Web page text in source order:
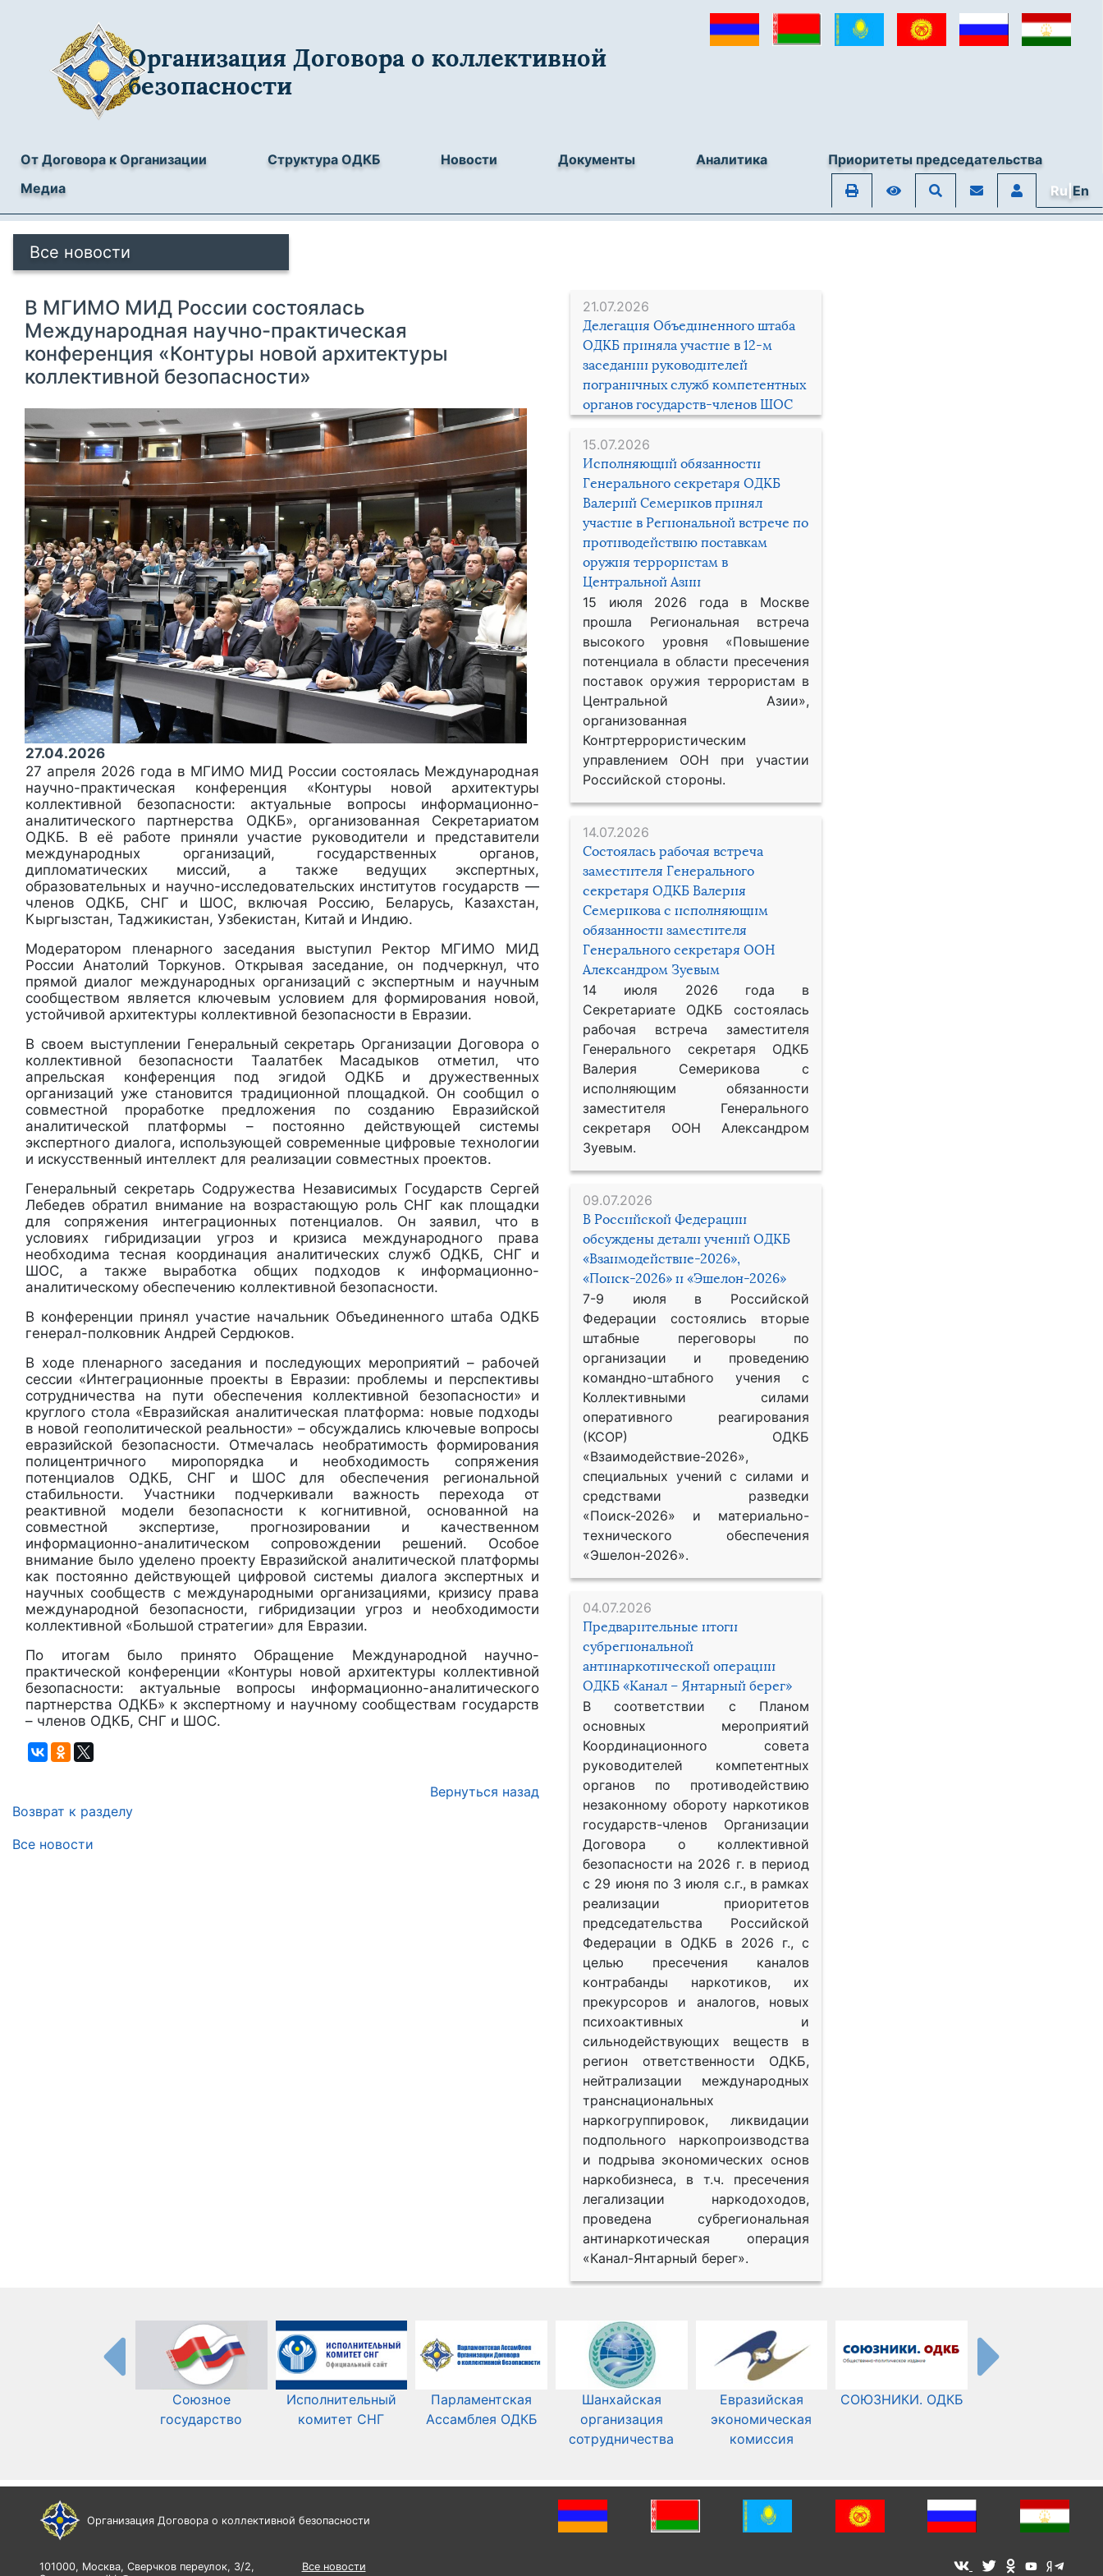
Организация Договора о коллективной
безопасности
От Договора к Организации Структура ОДКБ Новости Документы Аналитика
Приоритеты председательства
Медиа
Ru|En
Все новости
21.07.2026
Делегация Объединенного штаба
ОДКБ приняла участие в 12-м
заседании руководителей
пограничных служб компетентных
органов государств-членов ШОС
15.07.2026
Исполняющий обязанности
Генерального секретаря ОДКБ
Валерий Семериков принял
участие в Региональной встрече по
противодействию поставкам
оружия террористам в
Центральной Азии
15 июля 2026 года в Москве
прошла Региональная встреча
высокого уровня «Повышение
потенциала в области пресечения
поставок оружия террористам в
Центральной Азии»,
организованная
Контртеррористическим
управлением ООН при участии
Российской стороны.
14.07.2026
Состоялась рабочая встреча
заместителя Генерального
секретаря ОДКБ Валерия
Семерикова с исполняющим
обязанности заместителя
Генерального секретаря ООН
Александром Зуевым
14 июля 2026 года в
Секретариате ОДКБ состоялась
рабочая встреча заместителя
Генерального секретаря ОДКБ
Валерия Семерикова с
исполняющим обязанности
заместителя Генерального
секретаря ООН Александром
Зуевым.
09.07.2026
В Российской Федерации
обсуждены детали учений ОДКБ
«Взаимодействие-2026»,
«Поиск-2026» и «Эшелон-2026»
7-9 июля в Российской
Федерации состоялись вторые
штабные переговоры по
организации и проведению
командно-штабного учения с
Коллективными силами
оперативного реагирования
(КСОР) ОДКБ
«Взаимодействие-2026»,
специальных учений с силами и
средствами разведки
«Поиск-2026» и материально-
технического обеспечения
«Эшелон-2026».
04.07.2026
Предварительные итоги
субрегиональной
антинаркотической операции
ОДКБ «Канал – Янтарный берег»
В соответствии с Планом
основных мероприятий
Координационного совета
руководителей компетентных
органов по противодействию
незаконному обороту наркотиков
государств-членов Организации
Договора о коллективной
безопасности на 2026 г. в период
с 29 июня по 3 июля с.г., в рамках
реализации приоритетов
председательства Российской
Федерации в ОДКБ в 2026 г., с
целью пресечения каналов
контрабанды наркотиков, их
прекурсоров и аналогов, новых
психоактивных и
сильнодействующих веществ в
регион ответственности ОДКБ,
нейтрализации международных
транснациональных
наркогруппировок, ликвидации
подпольного наркопроизводства
и подрыва экономических основ
наркобизнеса, в т.ч. пресечения
легализации наркодоходов,
проведена субрегиональная
антинаркотическая операция
«Канал-Янтарный берег».
В МГИМО МИД России состоялась
Международная научно-практическая
конференция «Контуры новой архитектуры
коллективной безопасности»
27.04.2026
27 апреля 2026 года в МГИМО МИД России состоялась Международная
научно-практическая конференция «Контуры новой архитектуры
коллективной безопасности: актуальные вопросы информационно-
аналитического партнерства ОДКБ», организованная Секретариатом
ОДКБ. В её работе приняли участие руководители и представители
международных организаций, государственных органов,
дипломатических миссий, а также ведущих экспертных,
образовательных и научно-исследовательских институтов государств —
членов ОДКБ, СНГ и ШОС, включая Россию, Беларусь, Казахстан,
Кыргызстан, Таджикистан, Узбекистан, Китай и Индию.
Модератором пленарного заседания выступил Ректор МГИМО МИД
России Анатолий Торкунов. Открывая заседание, он подчеркнул, что
прямой диалог международных организаций с экспертным и научным
сообществом является ключевым условием для формирования новой,
устойчивой архитектуры коллективной безопасности в Евразии.
В своем выступлении Генеральный секретарь Организации Договора о
коллективной безопасности Таалатбек Масадыков отметил, что
апрельская конференция под эгидой ОДКБ и дружественных
организаций уже становится традиционной площадкой. Он сообщил о
совместной проработке предложения по созданию Евразийской
аналитической платформы – постоянно действующей системы
экспертного диалога, использующей современные цифровые технологии
и искусственный интеллект для реализации совместных проектов.
Генеральный секретарь Содружества Независимых Государств Сергей
Лебедев обратил внимание на возрастающую роль СНГ как площадки
для сопряжения интеграционных потенциалов. Он заявил, что в
условиях гибридизации угроз и кризиса международного права
необходима тесная координация аналитических служб ОДКБ, СНГ и
ШОС, а также выработка общих подходов к информационно-
аналитическому обеспечению коллективной безопасности.
В конференции принял участие начальник Объединенного штаба ОДКБ
генерал-полковник Андрей Сердюков.
В ходе пленарного заседания и последующих мероприятий – рабочей
сессии «Интеграционные проекты в Евразии: проблемы и перспективы
сотрудничества на пути обеспечения коллективной безопасности» и
круглого стола «Евразийская аналитическая платформа: новые подходы
в новой геополитической реальности» – обсуждались ключевые вопросы
евразийской безопасности. Отмечалась необратимость формирования
полицентричного миропорядка и необходимость сопряжения
потенциалов ОДКБ, СНГ и ШОС для обеспечения региональной
стабильности. Участники подчеркивали важность перехода от
реактивной модели безопасности к когнитивной, основанной на
совместной экспертизе, прогнозировании и качественном
информационно-аналитическом сопровождении решений. Особое
внимание было уделено проекту Евразийской аналитической платформы
как постоянно действующей цифровой системы диалога экспертных и
научных сообществ с международными организациями, кризису права
международной безопасности, гибридизации угроз и необходимости
коллективной «Большой стратегии» для Евразии.
По итогам было принято Обращение Международной научно-
практической конференции «Контуры новой архитектуры коллективной
безопасности: актуальные вопросы информационно-аналитического
партнерства ОДКБ» к экспертному и научному сообществам государств
– членов ОДКБ, СНГ и ШОС.
Вернуться назад
Возврат к разделу
Все новости
Союзное
государство
Исполнительный
комитет СНГ
Парламентская
Ассамблея ОДКБ
Шанхайская
организация
сотрудничества
Евразийская
экономическая
комиссия
СОЮЗНИКИ. ОДКБ
Организация Договора о коллективной безопасности
101000, Москва, Сверчков переулок, 3/2,
Все новости